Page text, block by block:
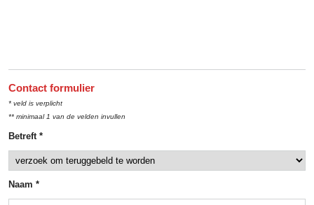
Contact formulier
* veld is verplicht
** minimaal 1 van de velden invullen
Betreft *
Naam *